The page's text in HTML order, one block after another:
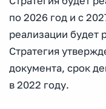
по 2026 год и с
реализации будет
Стратегия
документа, срок
в 2022 году.